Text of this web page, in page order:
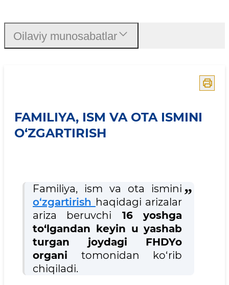
FAMILIYA, ISM VA OTA ISMINI
O‘ZGARTIRISH
Familiya, ism va ota ismini
o‘zgartirish haqidagi arizalar
ariza beruvchi 16 yoshga
to‘lgandan keyin u yashab
turgan joydagi FHDYo
organi tomonidan ko‘rib
chiqiladi.
Oilaviy munosabatlar